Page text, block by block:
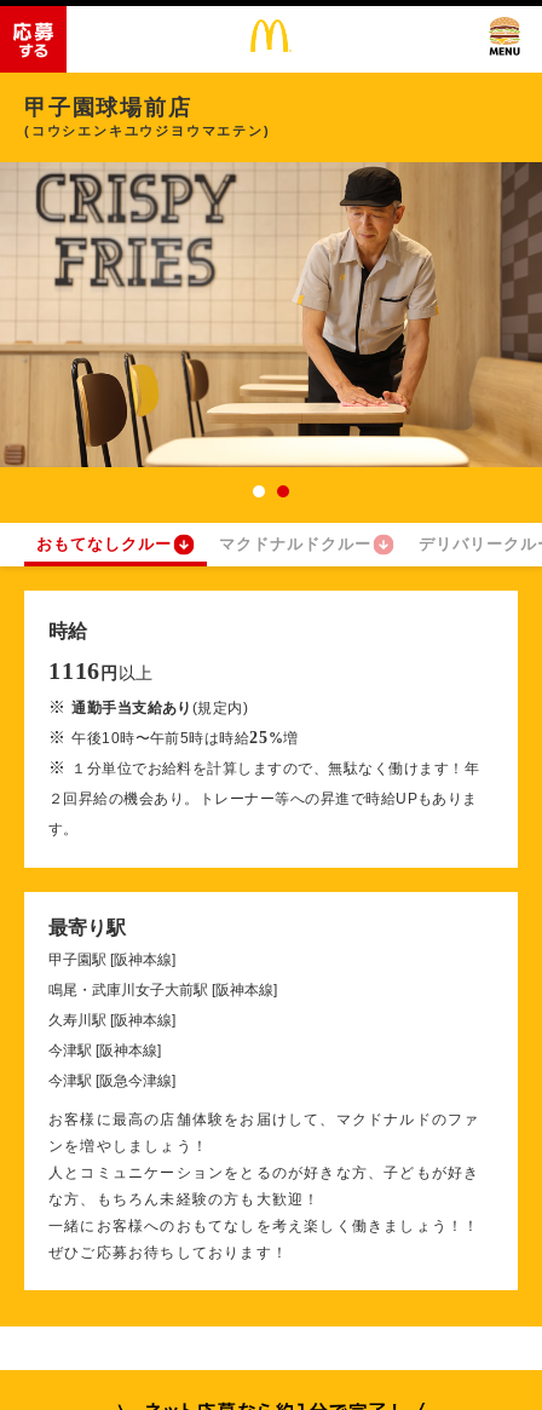
甲子園球場前店
(コウシエンキユウジヨウマエテン)
おもてなしクルー マクドナルドクルー デリバリークル
時給
1116 円 以上
※通勤手当支給あり (規定内)
※午後10時〜午前5時は時給25%増
※
１分単位でお給料を計算しますので、無駄なく働けます！年
２回昇給の機会あり。トレーナー等への昇進で時給UPもありま
す。
最寄り駅
甲子園駅 [阪神本線]
鳴尾・武庫川女子大前駅 [阪神本線]
久寿川駅 [阪神本線]
今津駅 [阪神本線]
今津駅 [阪急今津線]
お客様に最高の店舗体験をお届けして、マクドナルドのファ
ンを増やしましょう！
人とコミュニケーションをとるのが好きな方、子どもが好き
な方、もちろん未経験の方も大歓迎！
一緒にお客様へのおもてなしを考え楽しく働きましょう！！
ぜひご応募お待ちしております！